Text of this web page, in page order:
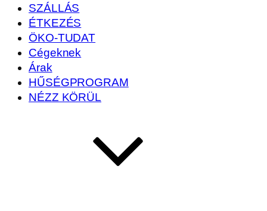
SZÁLLÁS
ÉTKEZÉS
ÖKO-TUDAT
Cégeknek
Árak
HŰSÉGPROGRAM
NÉZZ KÖRÜL